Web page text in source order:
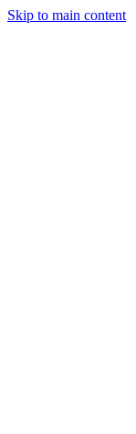
Skip to main content